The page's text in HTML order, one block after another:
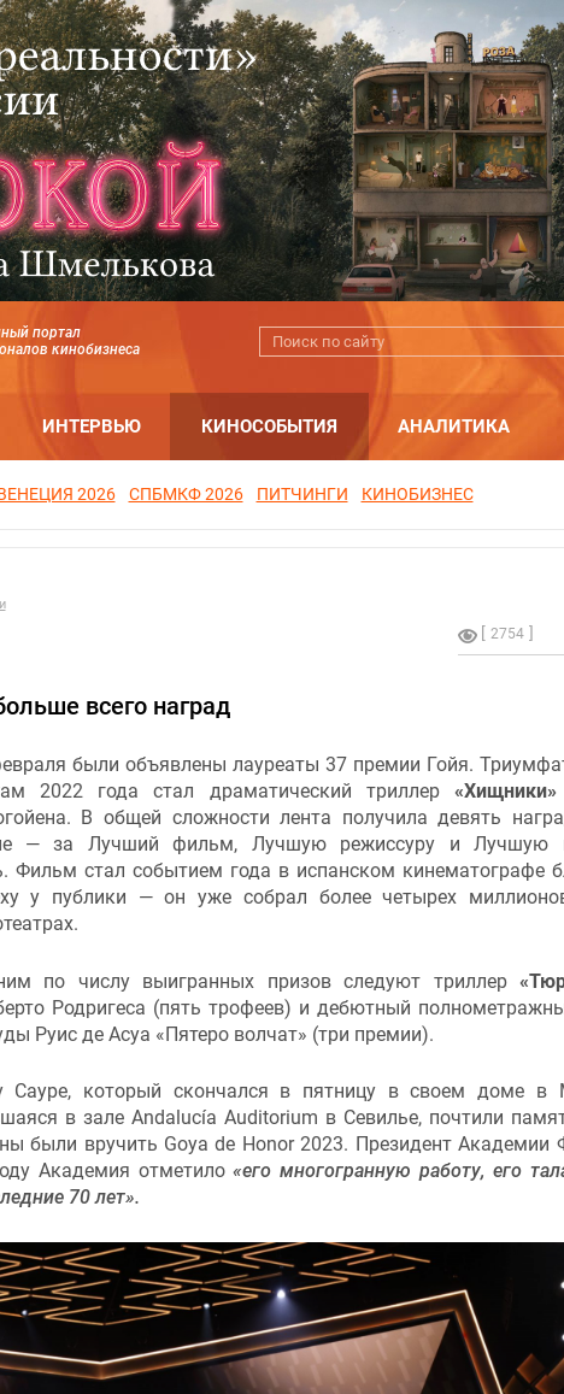
портал
кинобизнеса
ИНТЕРВЬЮ КИНОСОБЫТИЯ АНАЛИТИКА
2026 СПБМКФ 2026 ПИТЧИНГИ КИНОБИЗНЕС
2754
всего наград
были объявлены лауреаты 37 премии Гойя.
2022 года стал драматический триллер«Хищники»
В общей сложности лента получила девять
— за Лучший фильм, Лучшую режиссуру и Лучшую
Фильм стал событием года в испанском кинематографе
у публики — он уже собрал более четырех
по числу выигранных призов следуют триллер
Родригеса (пять трофеев) и дебютный
Руис де Асуа «Пятеро волчат» (три премии).
Сауре, который скончался в пятницу в своем доме в
в зале Andalucía Auditorium в Севилье, почтили
были вручить Goya de Honor 2023. Президент Академии
Академия отметило«его многогранную работу, его
70 лет».